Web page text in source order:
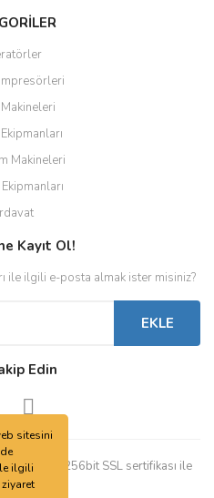
sitesini
ilgili
Makineleri
Kayıt Ol!
ile ilgili e-posta almak ister misiniz?
EKLE
Edin
bilgileriniz 256bit SSL sertifikası ile